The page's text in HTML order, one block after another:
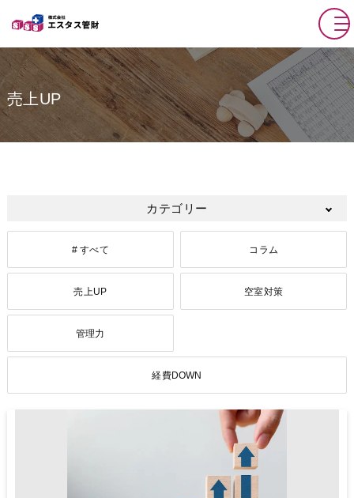
売上UP
カテゴリー
# すべて コラム
売上UP 空室対策
管理力
経費DOWN